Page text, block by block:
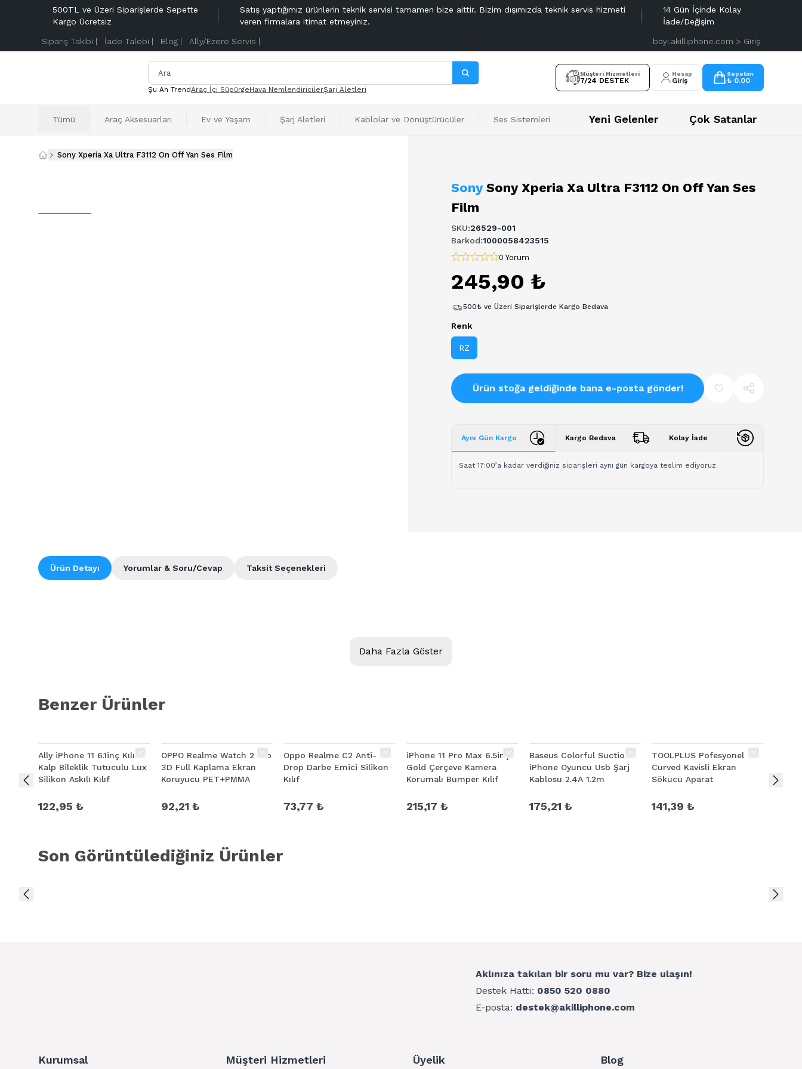
500TL ve Üzeri Siparişlerde Sepette
Kargo Ücretsiz
Satış yaptığımız ürünlerin teknik servisi tamamen bize aittir. Bizim dışımızda teknik servis hizmeti
veren firmalara itimat etmeyiniz.
14 Gün İçinde Kolay
İade/Değişim
Sipariş Takibi | İade Talebi | Blog | Ally/Ezere Servis | bayi.akilliphone.com > Giriş
Şu An TrendAraç İçi SüpürgeHava NemlendiricilerŞarj Aletleri
Müşteri Hizmetleri
7/24 DESTEK
Hesap
Giriş
Sepetim
₺ 0.00
Tümü Araç Aksesuarları Ev ve Yaşam Şarj Aletleri Kablolar ve Dönüştürücüler Ses Sistemleri Yeni Gelenler Çok Satanlar
Sony Xperia Xa Ultra F3112 On Off Yan Ses Film
Sony Sony Xperia Xa Ultra F3112 On Off Yan Ses
Film
SKU:26529-001
Barkod:1000058423515
0 Yorum
245,90 ₺
500₺ ve Üzeri Siparişlerde Kargo Bedava
Renk
RZ
Ürün stoğa geldiğinde bana e-posta gönder!
Aynı Gün Kargo Kargo Bedava Kolay İade
Saat 17:00’a kadar verdiğiniz siparişleri aynı gün kargoya teslim ediyoruz.
Ürün Detayı Taksit Seçenekleri
Yorumlar & Soru/Cevap
Daha Fazla Göster
Benzer Ürünler
Ally iPhone 11 6.1inç Kılıf
Kalp Bileklik Tutuculu Lüx
Silikon Askılı Kılıf
122,95 ₺
OPPO Realme Watch 2 Pro
3D Full Kaplama Ekran
Koruyucu PET+PMMA
92,21 ₺
Oppo Realme C2 Anti-
Drop Darbe Emici Silikon
Kılıf
73,77 ₺
iPhone 11 Pro Max 6.5inç
Gold Çerçeve Kamera
Korumalı Bumper Kılıf
215,17 ₺
Baseus Colorful Suction
iPhone Oyuncu Usb Şarj
Kablosu 2.4A 1.2m
175,21 ₺
TOOLPLUS Pofesyonel
Curved Kavisli Ekran
Sökücü Aparat
141,39 ₺
Son Görüntülediğiniz Ürünler
Aklınıza takılan bir soru mu var? Bize ulaşın!
Destek Hattı: 0850 520 0880
E-posta: destek@akilliphone.com
Kurumsal Müşteri Hizmetleri Üyelik Blog